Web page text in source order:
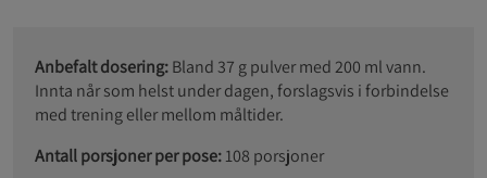
Anbefalt dosering:Bland 37 g pulver med 200 ml vann.
Innta når som helst under dagen, forslagsvis i forbindelse
med trening eller mellom måltider.
Antall porsjoner per pose:108 porsjoner